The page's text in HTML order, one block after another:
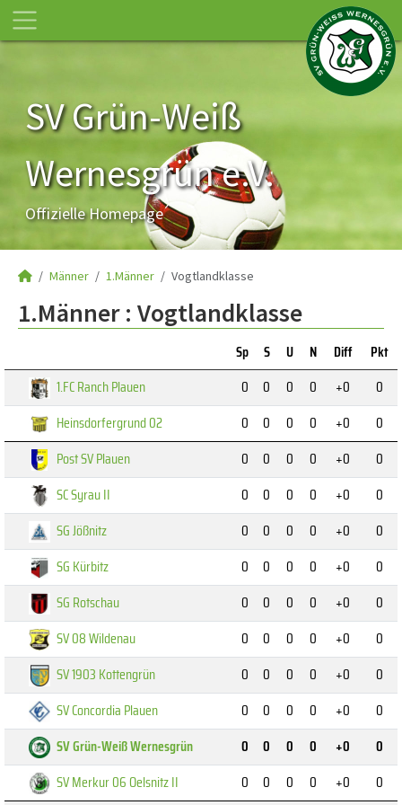
SV Grün-Weiß
Wernesgrün e.V.
Offizielle Homepage
Männer 1.Männer Vogtlandklasse
1.Männer : Vogtlandklasse
Sp S U N Diff
Pkt
1.FC Ranch Plauen
0 0 0 0 +0
0
Heinsdorfergrund 02
0 0 0 0 +0
0
Post SV Plauen
0 0 0 0 +0
0
SC Syrau II
0 0 0 0 +0
0
SG Jößnitz
0 0 0 0 +0
0
SG Kürbitz
0 0 0 0 +0
0
SG Rotschau
0 0 0 0 +0
0
SV 08 Wildenau
0 0 0 0 +0
0
SV 1903 Kottengrün
0 0 0 0 +0
0
SV Concordia Plauen
0 0 0 0 +0
0
SV Grün-Weiß Wernesgrün
0 0 0 0 +0
0
SV Merkur 06 Oelsnitz II
0 0 0 0 +0 0